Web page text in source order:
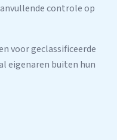
controle op
voor geclassificeerde
eigenaren buiten hun